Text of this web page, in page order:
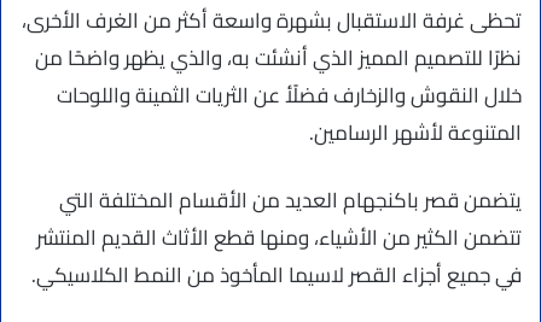
تحظى غرفة الاستقبال بشهرة واسعة أكثر من الغرف الأخرى،
نظرًا للتصميم المميز الذي أنشئت به، والذي يظهر واضحًا من
خلال النقوش والزخارف فضلًأ عن الثريات الثمينة واللوحات
المتنوعة لأشهر الرسامين.
يتضمن قصر باكنجهام العديد من الأقسام المختلفة التي
تتضمن الكثير من الأشياء، ومنها قطع الأثاث القديم المنتشر
في جميع أجزاء القصر لاسيما المأخوذ من النمط الكلاسيكي.